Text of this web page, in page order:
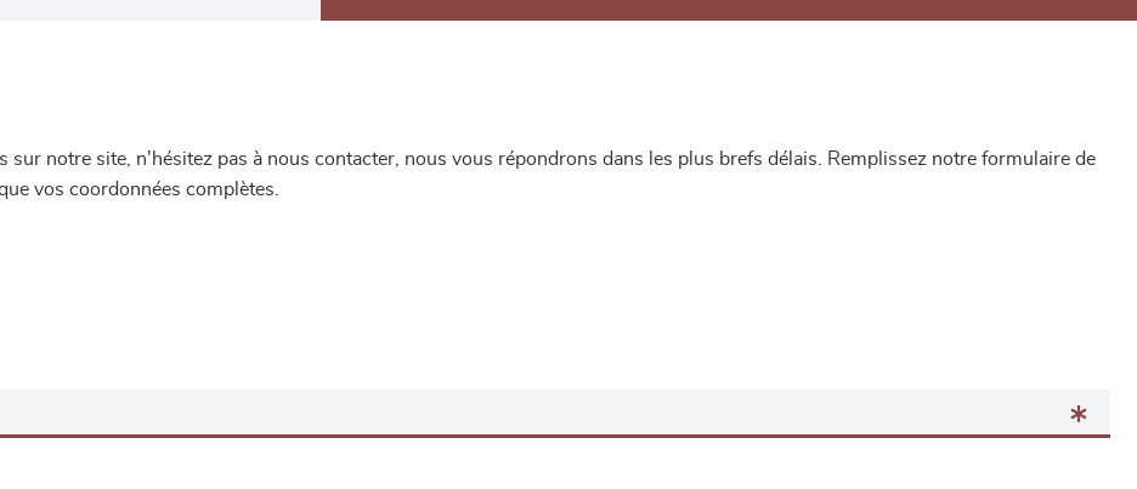
sur notre site, n'hésitez pas à nous contacter, nous vous répondrons dans les plus brefs délais. Remplissez notre formulaire de
vos coordonnées complètes.